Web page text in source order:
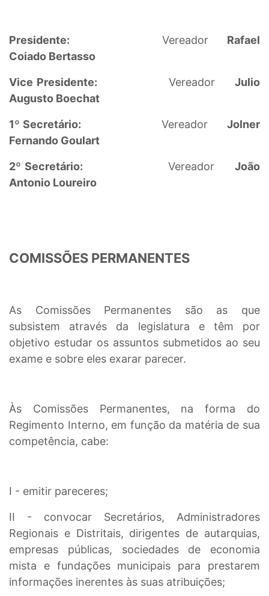
Presidente: Vereador Rafael
Coiado Bertasso
Vice Presidente: VereadorJulio
Augusto Boechat
1º Secretário:VereadorJolner
Fernando Goulart
2º Secretário:VereadorJoão
Antonio Loureiro
COMISSÕES PERMANENTES
As Comissões Permanentes são as que
subsistem através da legislatura e têm por
objetivo estudar os assuntos submetidos ao seu
exame e sobre eles exarar parecer.
Às Comissões Permanentes, na forma do
Regimento Interno, em função da matéria de sua
competência, cabe:
I - emitir pareceres;
II - convocar Secretários, Administradores
Regionais e Distritais, dirigentes de autarquias,
empresas públicas, sociedades de economia
mista e fundações municipais para prestarem
informações inerentes às suas atribuições;